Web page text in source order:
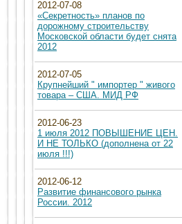
2012-07-08
«Секретность» планов по
дорожному строительству
Московской области будет снята
2012
2012-07-05
Крупнейший " импортер " живого
товара – США. МИД РФ
2012-06-23
1 июля 2012 ПОВЫШЕНИЕ ЦЕН.
И НЕ ТОЛЬКО (дополнена от 22
июля !!!)
2012-06-12
Развитие финансового рынка
России. 2012